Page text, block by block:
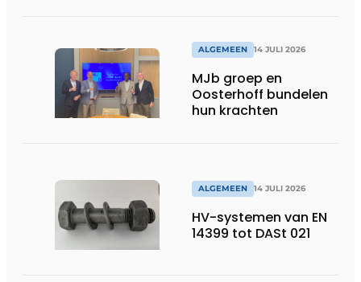
ALGEMEEN 14 JULI 2026
MJb groep en
Oosterhoff bundelen
hun krachten
ALGEMEEN 14 JULI 2026
HV-systemen van EN
14399 tot DASt 021